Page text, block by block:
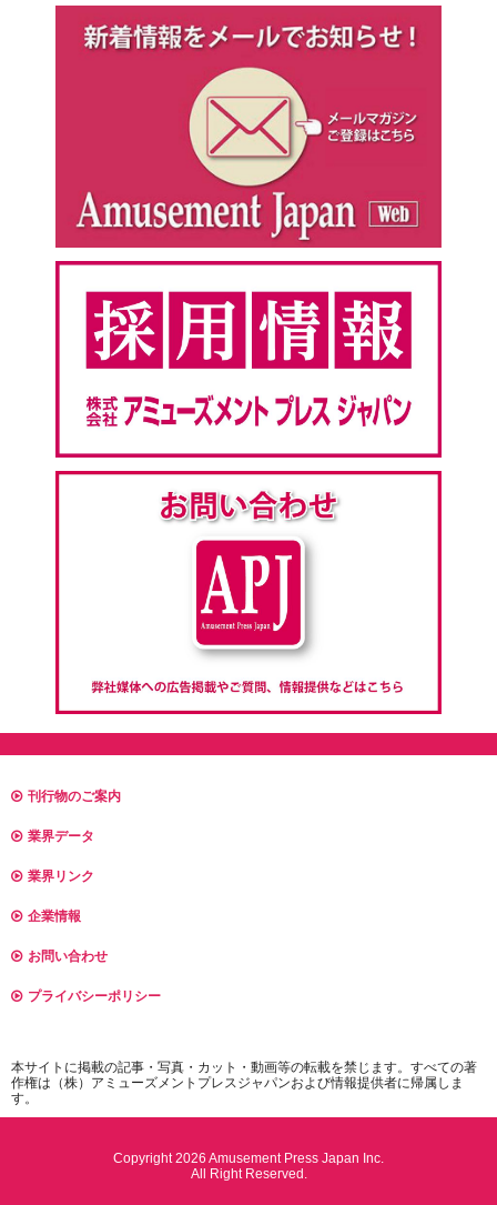
刊行物のご案内
業界データ
業界リンク
企業情報
お問い合わせ
プライバシーポリシー
本サイトに掲載の記事・写真・カット・動画等の転載を禁じます。すべての著
作権は（株）アミューズメントプレスジャパンおよび情報提供者に帰属しま
す。
Copyright 2026 Amusement Press Japan Inc.
All Right Reserved.